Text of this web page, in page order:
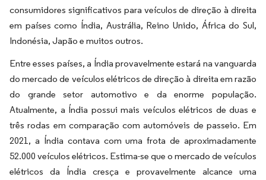
consumidores significativos para veículos de direção à direita
em países como Índia, Austrália, Reino Unido, África do Sul,
Indonésia, Japão e muitos outros.
Entre esses países, a Índia provavelmente estará na vanguarda
do mercado de veículos elétricos de direção à direita em razão
do grande setor automotivo e da enorme população.
Atualmente, a Índia possui mais veículos elétricos de duas e
três rodas em comparação com automóveis de passeio. Em
2021, a Índia contava com uma frota de aproximadamente
52.000 veículos elétricos. Estima-se que o mercado de veículos
elétricos da Índia cresça e provavelmente alcance uma